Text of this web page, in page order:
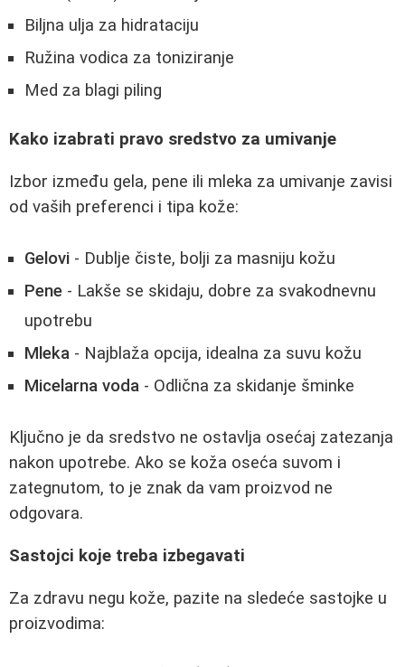
Biljna ulja za hidrataciju
Ružina vodica za toniziranje
Med za blagi piling
Kako izabrati pravo sredstvo za umivanje
Izbor između gela, pene ili mleka za umivanje zavisi
od vaših preferenci i tipa kože:
Gelovi - Dublje čiste, bolji za masniju kožu
Pene - Lakše se skidaju, dobre za svakodnevnu
upotrebu
Mleka - Najblaža opcija, idealna za suvu kožu
Micelarna voda - Odlična za skidanje šminke
Ključno je da sredstvo ne ostavlja osećaj zatezanja
nakon upotrebe. Ako se koža oseća suvom i
zategnutom, to je znak da vam proizvod ne
odgovara.
Sastojci koje treba izbegavati
Za zdravu negu kože, pazite na sledeće sastojke u
proizvodima: